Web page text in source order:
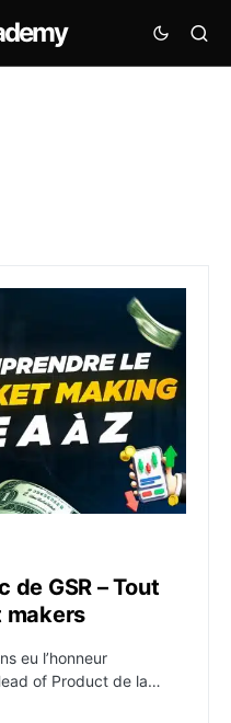
– Tout savoir sur les
de GSR – Tout
makers
eu l’honneur
of Product de la…